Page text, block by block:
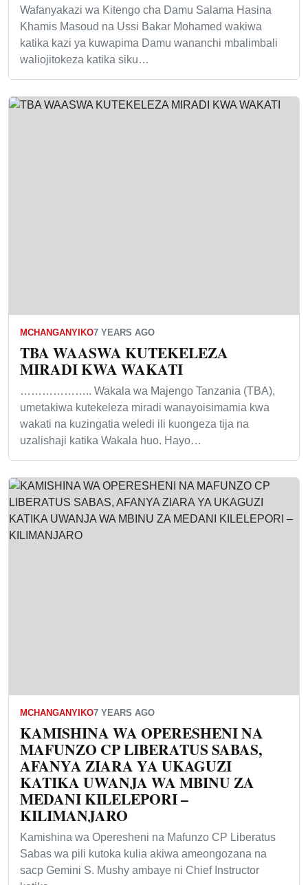
Wafanyakazi wa Kitengo cha Damu Salama Hasina
Khamis Masoud na Ussi Bakar Mohamed wakiwa
katika kazi ya kuwapima Damu wananchi mbalimbali
waliojitokeza katika siku…
MCHANGANYIKO7 YEARS AGO
TBA WAASWA KUTEKELEZA
MIRADI KWA WAKATI
……………….. Wakala wa Majengo Tanzania (TBA),
umetakiwa kutekeleza miradi wanayoisimamia kwa
wakati na kuzingatia weledi ili kuongeza tija na
uzalishaji katika Wakala huo. Hayo…
MCHANGANYIKO7 YEARS AGO
KAMISHINA WA OPERESHENI NA
MAFUNZO CP LIBERATUS SABAS,
AFANYA ZIARA YA UKAGUZI
KATIKA UWANJA WA MBINU ZA
MEDANI KILELEPORI –
KILIMANJARO
Kamishina wa Operesheni na Mafunzo CP Liberatus
Sabas wa pili kutoka kulia akiwa ameongozana na
sacp Gemini S. Mushy ambaye ni Chief Instructor